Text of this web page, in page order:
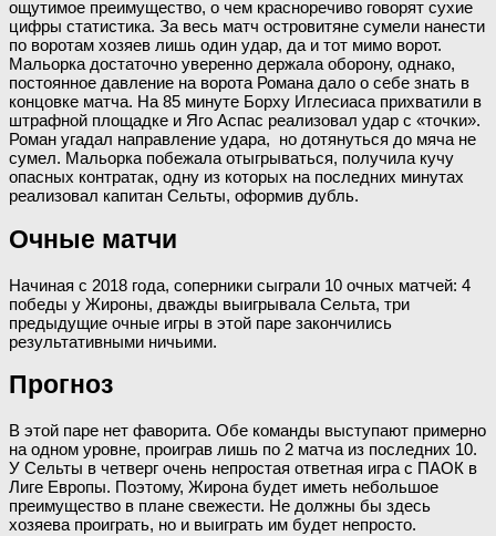
ощутимое преимущество, о чем красноречиво говорят сухие
цифры статистика. За весь матч островитяне сумели нанести
по воротам хозяев лишь один удар, да и тот мимо ворот.
Мальорка достаточно уверенно держала оборону, однако,
постоянное давление на ворота Романа дало о себе знать в
концовке матча. На 85 минуте Борху Иглесиаса прихватили в
штрафной площадке и Яго Аспас реализовал удар с «точки».
Роман угадал направление удара, но дотянуться до мяча не
сумел. Мальорка побежала отыгрываться, получила кучу
опасных контратак, одну из которых на последних минутах
реализовал капитан Сельты, оформив дубль.
Очные матчи
Начиная с 2018 года, соперники сыграли 10 очных матчей: 4
победы у Жироны, дважды выигрывала Сельта, три
предыдущие очные игры в этой паре закончились
результативными ничьими.
Прогноз
В этой паре нет фаворита. Обе команды выступают примерно
на одном уровне, проиграв лишь по 2 матча из последних 10.
У Сельты в четверг очень непростая ответная игра с ПАОК в
Лиге Европы. Поэтому, Жирона будет иметь небольшое
преимущество в плане свежести. Не должны бы здесь
хозяева проиграть, но и выиграть им будет непросто.